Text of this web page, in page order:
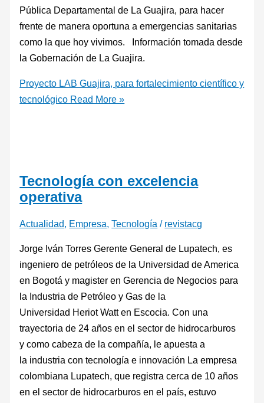
Pública Departamental de La Guajira, para hacer
frente de manera oportuna a emergencias sanitarias
como la que hoy vivimos. Información tomada desde
la Gobernación de La Guajira.
Proyecto LAB Guajira, para fortalecimiento científico y
tecnológico Read More »
Tecnología con excelencia
operativa
Actualidad, Empresa,Tecnología / revistacg
Jorge Iván Torres Gerente General de Lupatech, es
ingeniero de petróleos de la Universidad de America
en Bogotá y magister en Gerencia de Negocios para
la Industria de Petróleo y Gas de la
Universidad Heriot Watt en Escocia. Con una
trayectoria de 24 años en el sector de hidrocarburos
y como cabeza de la compañía, le apuesta a
la industria con tecnología e innovación La empresa
colombiana Lupatech, que registra cerca de 10 años
en el sector de hidrocarburos en el país, estuvo